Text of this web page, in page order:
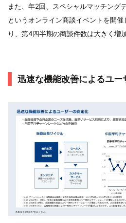
また、年2回、スペシャルマッチング
というオンライン商談イベントを開
り、第4四半期の商談件数は大きく増
迅速な機能改善によるユー